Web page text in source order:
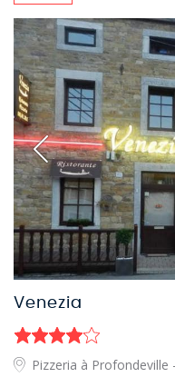
Venezia
Pizzeria à Profondeville